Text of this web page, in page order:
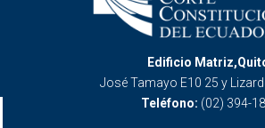
Edificio
José Tamayo E10 25 y
Teléfono: (02) 394-